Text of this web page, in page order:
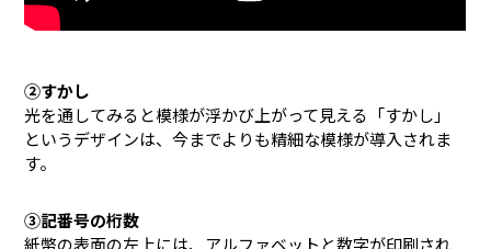
②すかし
光を通してみると模様が浮かび上がって見える「すかし」
というデザインは、今までよりも精細な模様が導入されま
す。
③記番号の桁数